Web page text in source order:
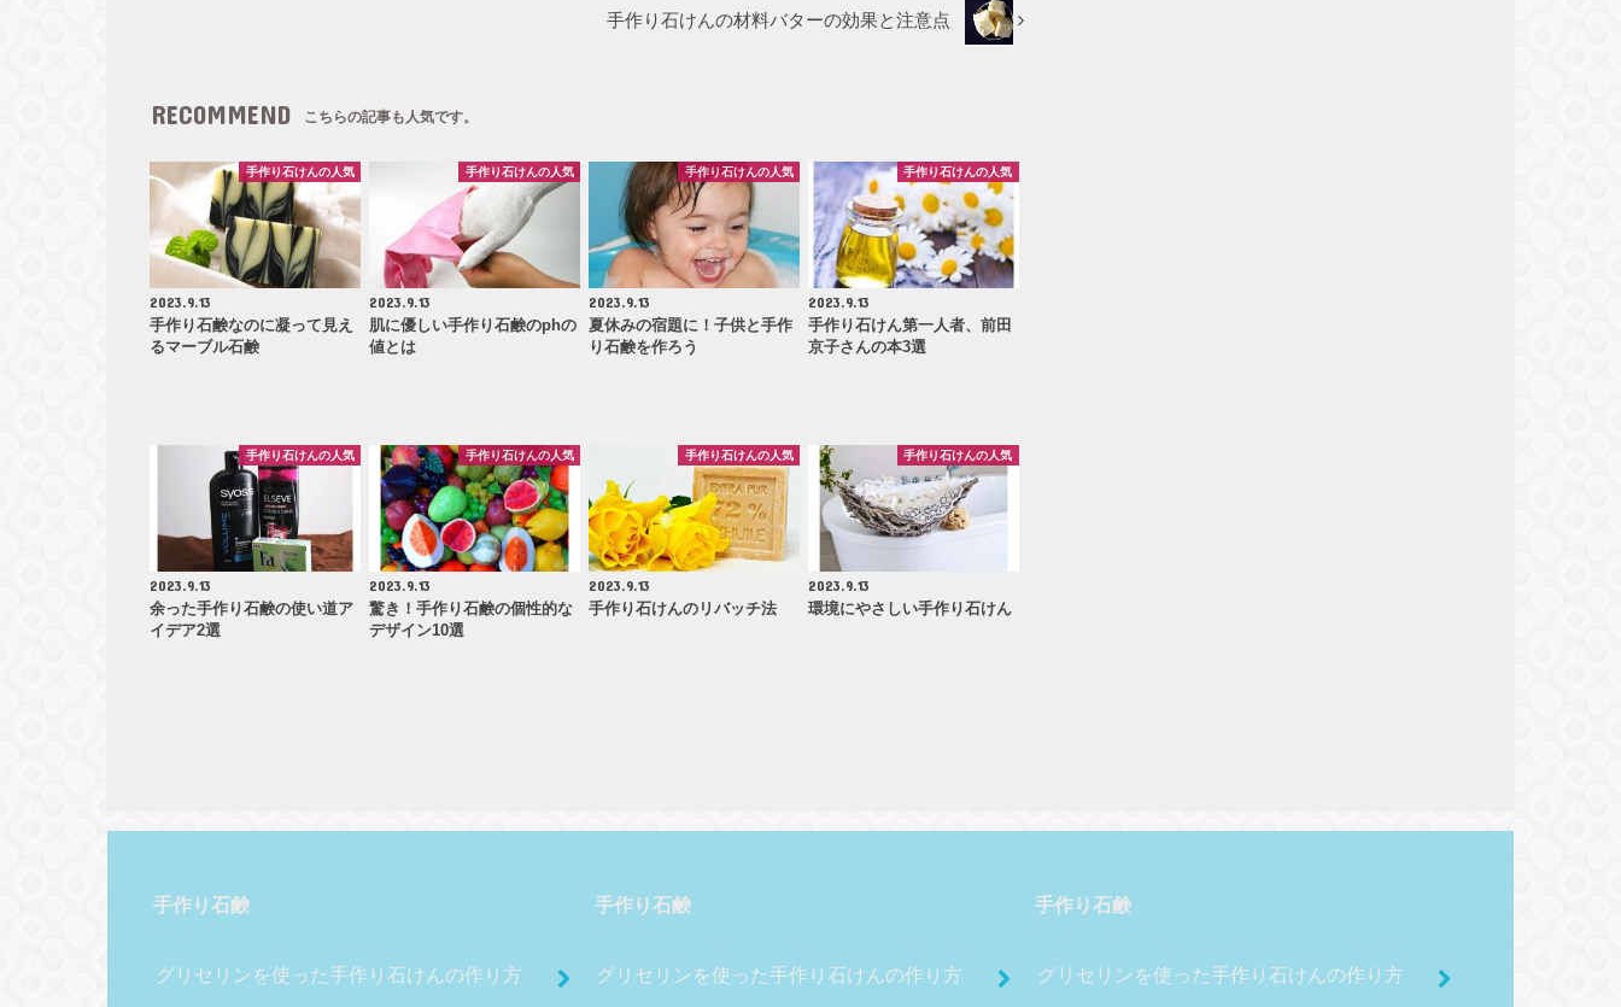
手作り石けんの材料バターの効果と注意点
RECOMMEND こちらの記事も人気です。
手作り石けんの人気
2023.9.13
手作り石鹸なのに凝って見え
るマーブル石鹸
手作り石けんの人気
2023.9.13
肌に優しい手作り石鹸のphの
値とは
手作り石けんの人気
2023.9.13
夏休みの宿題に！子供と手作
り石鹸を作ろう
手作り石けんの人気
2023.9.13
手作り石けん第一人者、前田
京子さんの本3選
手作り石けんの人気
2023.9.13
余った手作り石鹸の使い道ア
イデア2選
手作り石けんの人気
2023.9.13
驚き！手作り石鹸の個性的な
デザイン10選
手作り石けんの人気
2023.9.13
手作り石けんのリバッチ法
手作り石けんの人気
2023.9.13
環境にやさしい手作り石けん
手作り石鹸
グリセリンを使った手作り石けんの作り方
手作り石鹸
グリセリンを使った手作り石けんの作り方
手作り石鹸
グリセリンを使った手作り石けんの作り方